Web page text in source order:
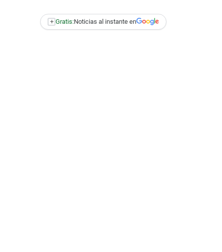
+ Gratis:Noticias al instante en